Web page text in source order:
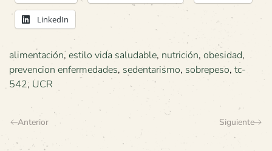
LinkedIn
alimentación,estilo vida saludable, nutrición, obesidad,
prevencion enfermedades, sedentarismo, sobrepeso, tc-
542, UCR
Anterior Siguiente